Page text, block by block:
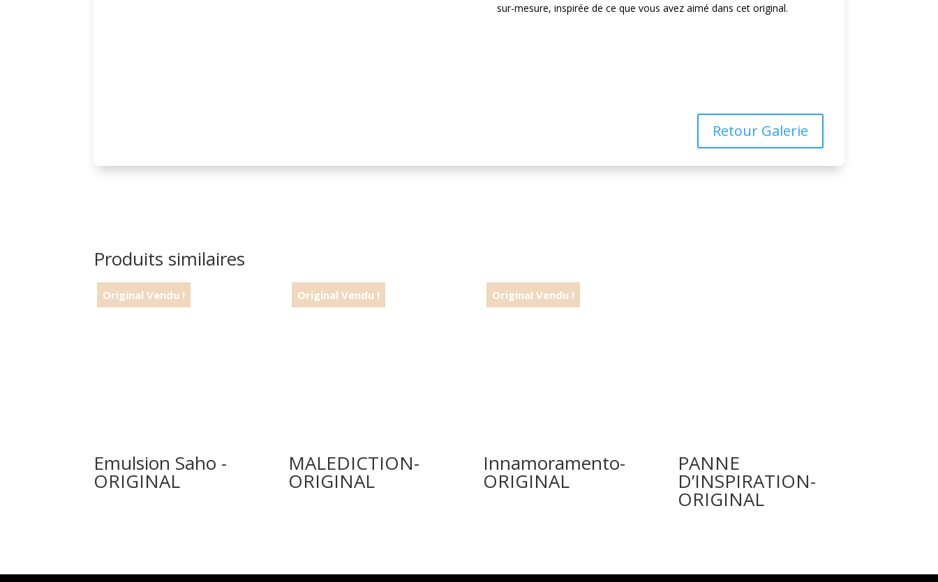
sur-mesure, inspirée de ce que vous avez aimé dans cet original.
Retour Galerie
Produits similaires
Emulsion Saho -
ORIGINAL
MALEDICTION-
ORIGINAL
Innamoramento-
ORIGINAL
PANNE
D’INSPIRATION-
ORIGINAL